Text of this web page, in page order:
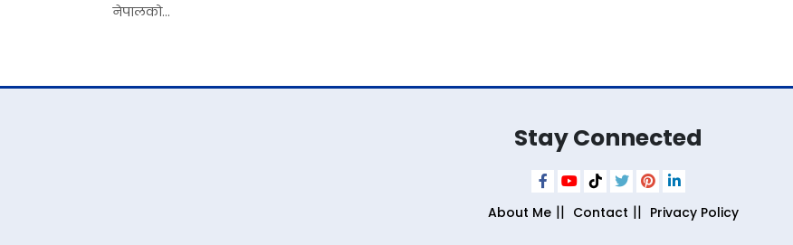
नेपालको...
Stay Connected
About Me Contact Privacy Policy